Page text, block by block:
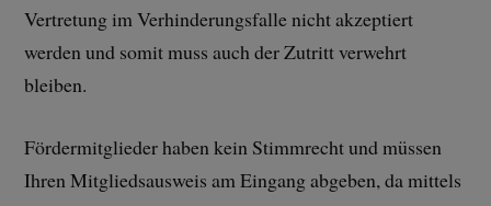
Vertretung im Verhinderungsfalle nicht akzeptiert
werden und somit muss auch der Zutritt verwehrt
bleiben.
Fördermitglieder haben kein Stimmrecht und müssen
Ihren Mitgliedsausweis am Eingang abgeben, da mittels